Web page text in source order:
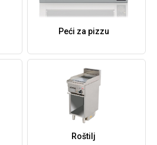
Peći za pizzu
Roštilj